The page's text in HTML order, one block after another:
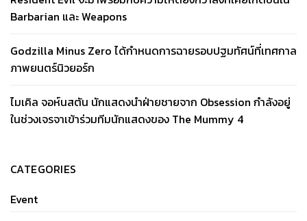
Barbarian และ Weapons
Godzilla Minus Zero ได้กำหนดการฉายรอบปฐมทัศน์ที่เทศกาล
ภาพยนตร์นิวยอร์ก
ไมเคิล จอห์นสตัน นักแสดงนำฝ่ายชายจาก Obsession กำลังอยู่
ในช่วงเจรจาเข้าร่วมทีมนักแสดงของ The Mummy 4
CATEGORIES
Event